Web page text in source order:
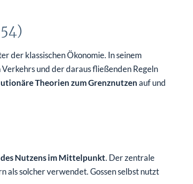
der klassischen Ökonomie. In seinem
und der daraus fließenden Regeln
Theorien zum Grenznutzenauf und
Nutzens im Mittelpunkt. Der zentrale
als solcher verwendet. Gossen selbst nutzt